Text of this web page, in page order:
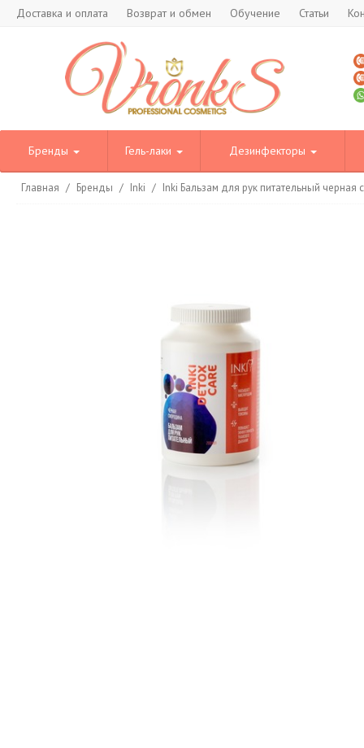
Доставка и оплата Возврат и обмен Обучение Статьи
Бренды Гель-лаки Дезинфекторы
Главная / Бренды / Inki / Inki Бальзам для рук питательный